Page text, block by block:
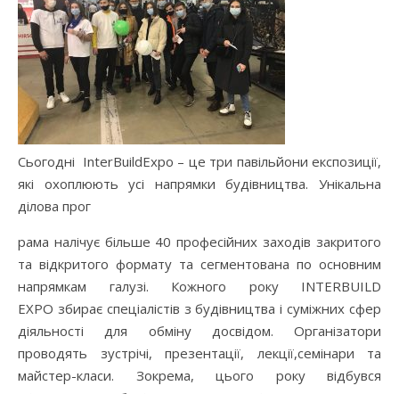
Сьогодні InterBuildExpo – це три павільйони експозиції,
які охоплюють усі напрямки будівництва. Унікальна
ділова прог
рама налічує більше 40 професійних заходів закритого
та відкритого формату та сегментована по основним
напрямкам галузі. Кожного року INTERBUILD
EXPO збирає спеціалістів з будівництва і суміжних сфер
діяльності для обміну досвідом. Організатори
проводять зустрічі, презентації, лекції,семінари та
майстер-класи. Зокрема, цього року відбувся